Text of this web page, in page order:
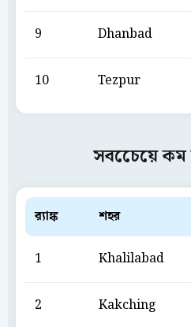
9 Dhanbad
10 Tezpur
সবচেেয়ে কম
ব়্যাঙ্ক শহর
1 Khalilabad
2 Kakching